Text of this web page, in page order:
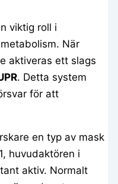
viktig roll i
När
aktiveras ett slags
. Detta system
för att
en typ av mask
huvudaktören i
aktiv. Normalt